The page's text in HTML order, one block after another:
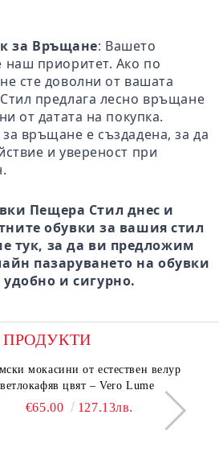
за Връщане: Вашето
наш приоритет. Ако по
сте доволни от вашата
предлага лесно връщане
от датата на покупка.
връщане е създадена, за да
и увереност при
Пещера Стил днес и
обувки за вашия стил
тук, за да ви предложим
пазаруването на обувки
удобно и сигурно.
мокасини от естествен велур
цвят – Vero Lume
€65.00 127.13лв.